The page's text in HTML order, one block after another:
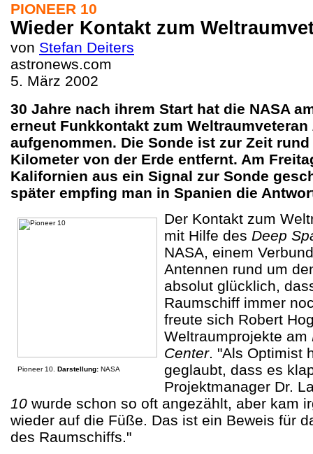
PIONEER 10
Wieder Kontakt zum
von Stefan Deiters
astronews.com
5. März 2002
30 Jahre nach ihrem Start hat die NASA
erneut Funkkontakt zum Weltraumveteran
aufgenommen. Die Sonde ist zur Zeit
Kilometer von der Erde entfernt. Am
Kalifornien aus ein Signal zur Sonde
später empfing man in Spanien die
Pioneer 10. Darstellung: NASA
Der Kontakt zum
mit Hilfe des Deep
NASA, einem
Antennen rund um
absolut glücklich,
Raumschiff immer
freute sich Robert
Weltraumprojekte am
Center. "Als Optimist
geglaubt, dass es
Projektmanager Dr.
10 wurde schon so oft angezählt, aber kam
wieder auf die Füße. Das ist ein Beweis für
des Raumschiffs."